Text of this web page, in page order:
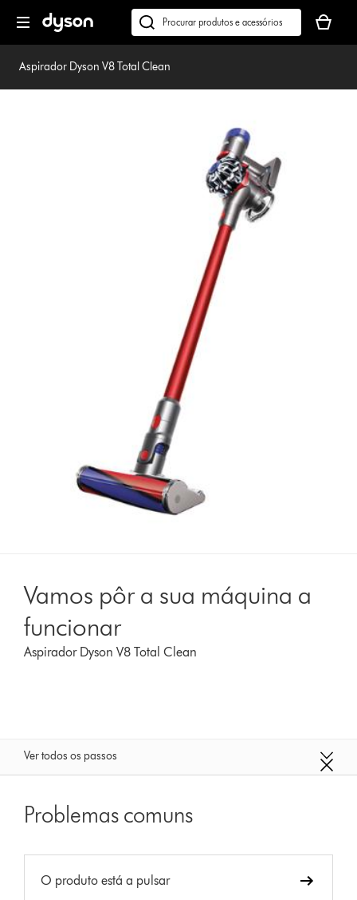
seguinte
Pesquisar
em
dyson.pt
seu
cesto
Aspirador Dyson V8 Total Clean
Vamos pôr a sua máquina a
funcionar
Aspirador Dyson V8 Total Clean
Ver todos os passos
Problemas comuns
O produto está a pulsar